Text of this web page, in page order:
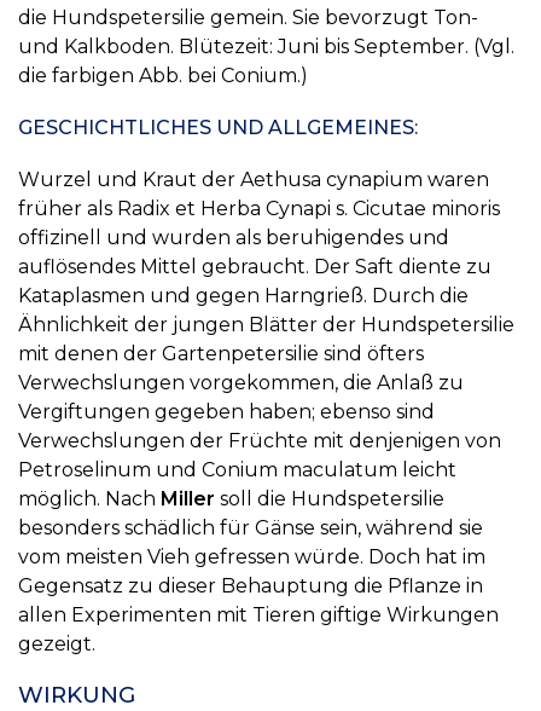
die Hundspetersilie gemein. Sie bevorzugt Ton-
und Kalkboden. Blütezeit: Juni bis September. (Vgl.
die farbigen Abb. bei Conium.)
GESCHICHTLICHES UND ALLGEMEINES:
Wurzel und Kraut der Aethusa cynapium waren
früher als Radix et Herba Cynapi s. Cicutae minoris
offizinell und wurden als beruhigendes und
auflösendes Mittel gebraucht. Der Saft diente zu
Kataplasmen und gegen Harngrieß. Durch die
Ähnlichkeit der jungen Blätter der Hundspetersilie
mit denen der Gartenpetersilie sind öfters
Verwechslungen vorgekommen, die Anlaß zu
Vergiftungen gegeben haben; ebenso sind
Verwechslungen der Früchte mit denjenigen von
Petroselinum und Conium maculatum leicht
möglich. Nach Miller soll die Hundspetersilie
besonders schädlich für Gänse sein, während sie
vom meisten Vieh gefressen würde. Doch hat im
Gegensatz zu dieser Behauptung die Pflanze in
allen Experimenten mit Tieren giftige Wirkungen
gezeigt.
WIRKUNG